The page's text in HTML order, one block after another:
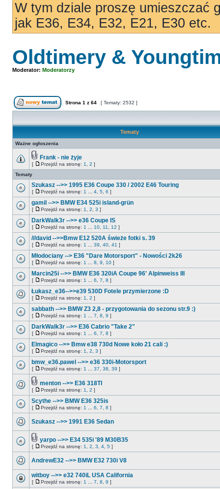
W tym dziale proszę umieszczać
jak E36, E34, E32, E21, E30 etc.
Oldtimery &
Moderator: Moderatorzy
Strona 1 z 64 [ Tematy: 2532 ]
Tematy
Ważne ogłoszenia
Frank - nie żyje
[ Przejdź na stronę: 1 2 ]
Tematy
Szukasz -->> 1995 E36 Coupe 330 / 2002 E46 Touring
[ Przejdź na stronę: 1 4 5 6 ]
gamil -->> BMW E34 525i island-grün
[ Przejdź na stronę: 1 2 3 ]
DarkWalk3r -->> e36 Coupe IS
[ Przejdź na stronę: 1 10 11 12 ]
///david -->>Bmw E12 520A świeże fotki s. 39
[ Przejdź na stronę: 1 39 40 41 ]
Młodociany --> E36 "Dare Motorsport" - Nowości 2k26
[ Przejdź na stronę: 1 8 9 10 ]
Marcin25i -->> BMW E36 320iA Coupe 96' Alpinweiss III
[ Przejdź na stronę: 1 6 7 8 ]
Łukasz_e36-->>e39 530D Fotele przymierzone :D
[ Przejdź na stronę: 1 2 ]
sabbath -->> BMW Z3 2,8 - przygotowania do sezonu str.9 :)
[ Przejdź na stronę: 1 7 8 9 ]
DarkWalk3r -->> E36 Cabrio "Take 2"
[ Przejdź na stronę: 1 6 7 8 ]
Elmagico -->> Bmw e38 730d Nowe koło 21 cali :)
[ Przejdź na stronę: 1 2 3 ]
bmw_e36.pawel -->> e36 330i-Motorsport
[ Przejdź na stronę: 1 37 38 39 ]
menton -->> E36 318TI
[ Przejdź na stronę: 1 2 ]
Scythe -->> BMW E36 325is
[ Przejdź na stronę: 1 6 7 8 ]
Szukasz -->> 1991 E36 Sedan
yarpo -->> E34 535i '89 M30B35
[ Przejdź na stronę: 1 2 3 4 5 ]
AndrewE32 -->> BMW E32 730i V8
witboy -->> e32 740iL USA California
[ Przejdź na stronę: 1 7 8 9 ]